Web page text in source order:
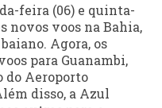
feira (06) e quinta-
novos voos na Bahia,
Agora, os
para Guanambi,
do Aeroporto
disso, a Azul